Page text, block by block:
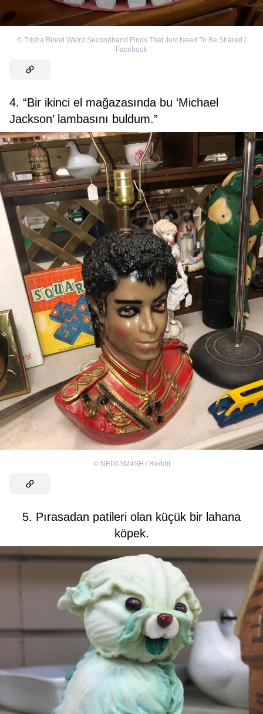
© Trisha Blood Weird Secondhand Finds That Just Need To Be Shared /
Facebook
4. “Bir ikinci el mağazasında bu ‘Michael
Jackson’ lambasını buldum.”
© NEPASM4SH / Reddit
5. Pırasadan patileri olan küçük bir lahana
köpek.